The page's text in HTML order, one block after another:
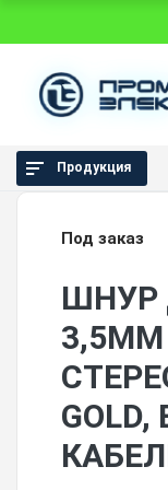
Продукция
Под заказ
ШНУР